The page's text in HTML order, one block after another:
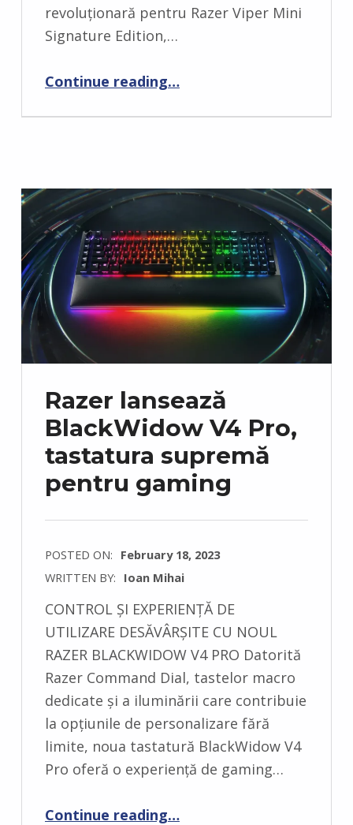
revoluționară pentru Razer Viper Mini
Signature Edition,…
Continue reading“RAZER SPARGE NOI BARIERE DE PERFORMANȚĂ – PENTRU PRIMA DATĂ ÎN LUME, UN POLLING RATE REAL DE 8000 Hz ÎN MOD WIRELESS”
…
Razer lansează
BlackWidow V4 Pro,
tastatura supremă
pentru gaming
POSTED ON: February 18, 2023
WRITTEN BY: Ioan Mihai
C
O
M
M
N
T
S
0
CONTROL ȘI EXPERIENȚĂ DE
UTILIZARE DESĂVÂRȘITE CU NOUL
RAZER BLACKWIDOW V4 PRO Datorită
Razer Command Dial, tastelor macro
dedicate și a iluminării care contribuie
la opțiunile de personalizare fără
limite, noua tastatură BlackWidow V4
Pro oferă o experiență de gaming…
Continue reading“Razer lansează BlackWidow V4 Pro, tastatura supremă pentru gaming”
…